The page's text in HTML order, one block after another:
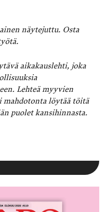
näytejuttu. Osta
aikakauslehti, joka
Lehteä myyvien
mahdotonta löytää töitä
puolet kansihinnasta.